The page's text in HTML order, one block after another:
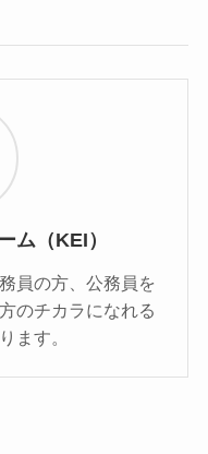
ム（KEI）
員の方、公務員を
のチカラになれる
ます。